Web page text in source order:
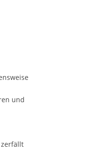
und
zerfällt